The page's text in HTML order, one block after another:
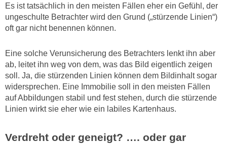
Es ist tatsächlich in den meisten Fällen eher ein Gefühl, der
ungeschulte Betrachter wird den Grund („stürzende Linien“)
oft gar nicht benennen können.
Eine solche Verunsicherung des Betrachters lenkt ihn aber
ab, leitet ihn weg von dem, was das Bild eigentlich zeigen
soll. Ja, die stürzenden Linien können dem Bildinhalt sogar
widersprechen. Eine Immobilie soll in den meisten Fällen
auf Abbildungen stabil und fest stehen, durch die stürzende
Linien wirkt sie eher wie ein labiles Kartenhaus.
Verdreht oder geneigt? …. oder gar